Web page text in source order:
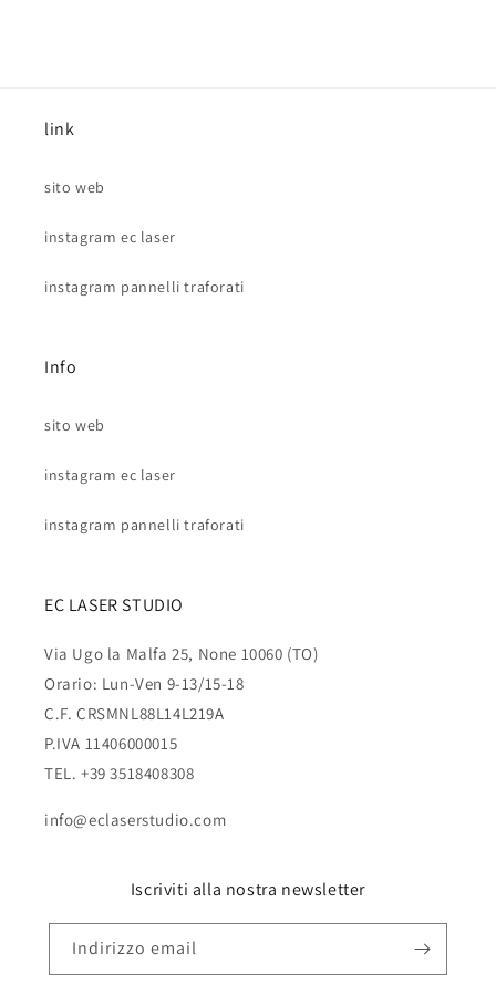
link
sito web
instagram ec laser
instagram pannelli traforati
Info
sito web
instagram ec laser
instagram pannelli traforati
EC LASER STUDIO
Via Ugo la Malfa 25, None 10060 (TO)
Orario: Lun-Ven 9-13/15-18
C.F. CRSMNL88L14L219A
P.IVA 11406000015
TEL. +39 3518408308
info@eclaserstudio.com
Iscriviti alla nostra newsletter
Indirizzo email